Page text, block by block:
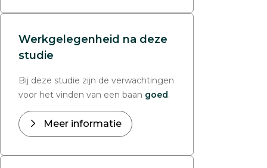
Werkgelegenheid na deze
studie
Bij deze studie zijn de verwachtingen
voor het vinden van een baan goed.
Meer informatie